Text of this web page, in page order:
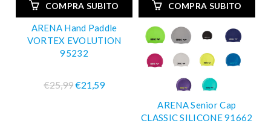
COMPRA SUBITO
ARENA Hand Paddle
VORTEX EVOLUTION
95232
€25,99€21,59
COMPRA SUBITO
ARENA Senior Cap
CLASSIC SILICONE 91662